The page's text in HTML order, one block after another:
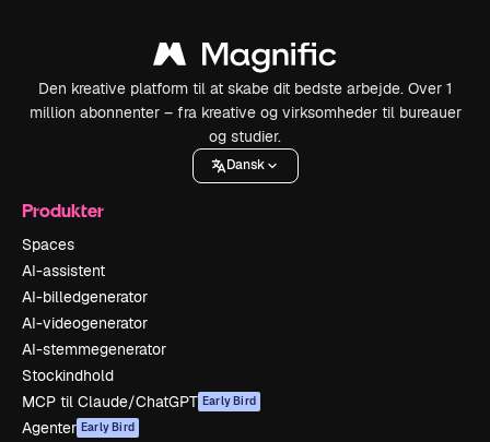
Den kreative platform til at skabe dit bedste arbejde. Over 1
million abonnenter – fra kreative og virksomheder til bureauer
og studier.
Dansk
Produkter
Spaces
AI-assistent
AI-billedgenerator
AI-videogenerator
AI-stemmegenerator
Stockindhold
MCP til Claude/ChatGPT Early Bird
Agenter Early Bird